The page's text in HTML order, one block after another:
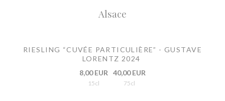
Alsace
RIESLING “CUVÉE PARTICULIÈRE” - GUSTAVE
LORENTZ 2024
8,00 EUR
15cl
40,00 EUR
75cl